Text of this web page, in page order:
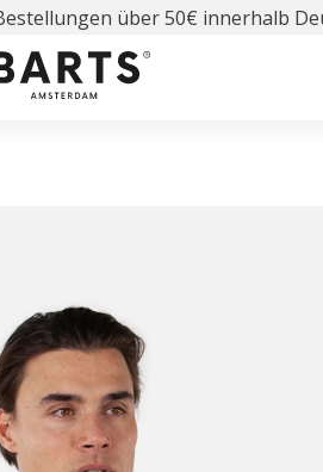
über 50€ innerhalb